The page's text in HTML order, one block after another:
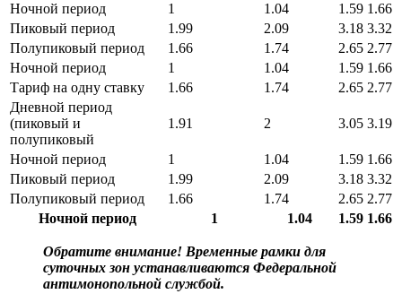
Ночной период 1 1.04 1.59 1.66
Ночной период 1 1.04 1.59 1.66
Пиковый период
1.99 2.09 3.18 3.32
Полупиковый период
1.66 1.74 2.65 2.77
Ночной период
1 1.04 1.59 1.66
Тариф на одну ставку
1.66 1.74 2.65 2.77
Дневной период
(пиковый и
полупиковый
1.91 2 3.05 3.19
Ночной период 1 1.04 1.59 1.66
Пиковый период
1.99 2.09 3.18 3.32
Полупиковый период
1.66 1.74 2.65 2.77
Обратите внимание! Временные рамки для
суточных зон устанавливаются Федеральной
антимонопольной службой.